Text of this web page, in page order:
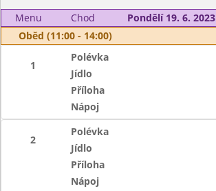
Menu Chod
Pondělí 19. 6. 2023
Oběd (11:00 - 14:00)
1
Polévka
Jídlo
Příloha
Nápoj
2
Polévka
Jídlo
Příloha
Nápoj